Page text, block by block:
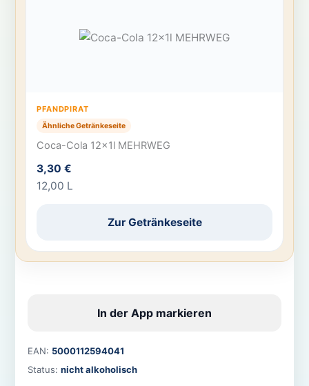
PFANDPIRAT
Ähnliche Getränkeseite
Coca-Cola 12x1l MEHRWEG
3,30 €
12,00 L
Zur Getränkeseite
In der App markieren
EAN: 5000112594041
Status: nicht alkoholisch